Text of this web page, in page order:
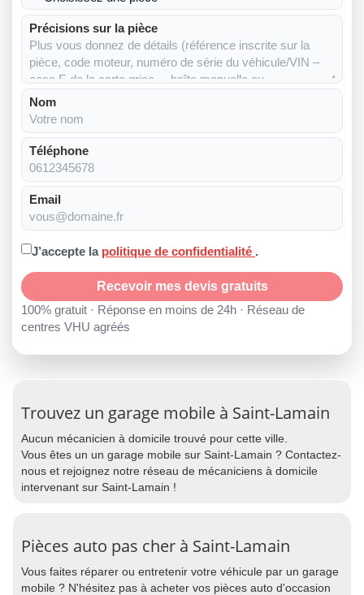
Précisions sur la pièce
Nom
Téléphone
Email
J’accepte la politique de confidentialité .
Recevoir mes devis gratuits
100% gratuit · Réponse en moins de 24h · Réseau de
centres VHU agréés
Trouvez un garage mobile à Saint-Lamain
Aucun mécanicien à domicile trouvé pour cette ville.
Vous êtes un un garage mobile sur Saint-Lamain ? Contactez-
nous et rejoignez notre réseau de mécaniciens à domicile
intervenant sur Saint-Lamain !
Pièces auto pas cher à Saint-Lamain
Vous faites réparer ou entretenir votre véhicule par un garage
mobile ? N'hésitez pas à acheter vos pièces auto d'occasion